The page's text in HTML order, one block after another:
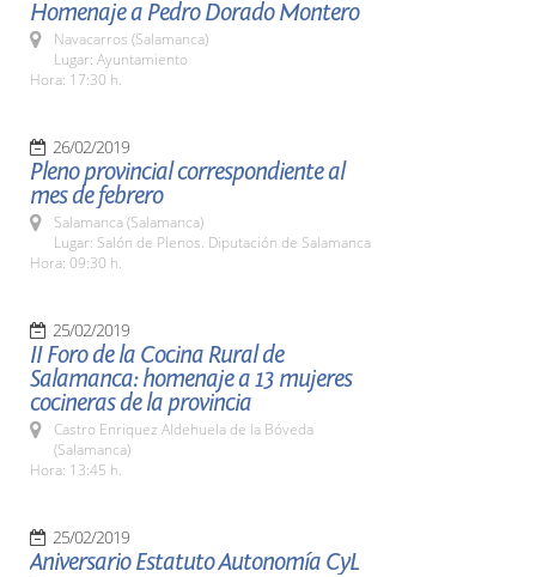
Homenaje a Pedro Dorado Montero
Navacarros (Salamanca)
Lugar: Ayuntamiento
Hora: 17:30 h.
26/02/2019
Pleno provincial correspondiente al
mes de febrero
Salamanca (Salamanca)
Lugar: Salón de Plenos. Diputación de Salamanca
Hora: 09:30 h.
25/02/2019
II Foro de la Cocina Rural de
Salamanca: homenaje a 13 mujeres
cocineras de la provincia
Castro Enriquez Aldehuela de la Bóveda
(Salamanca)
Hora: 13:45 h.
25/02/2019
Aniversario Estatuto Autonomía CyL